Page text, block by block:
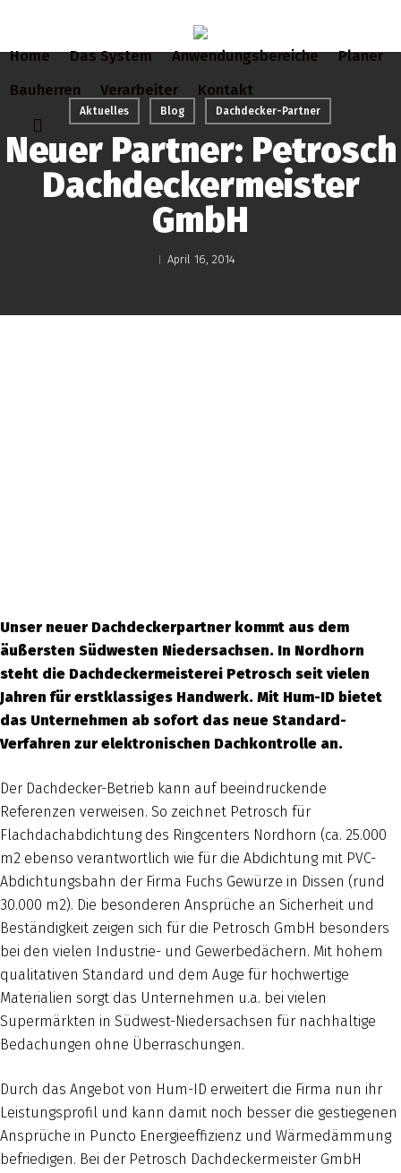
main
content
Home Das System Anwendungsbereiche
Planer
Bauherren
Verarbeiter Kontakt
search
Aktuelles Blog Dachdecker-Partner
Neuer Partner: Petrosch
Dachdeckermeister
GmbH
April 16, 2014
Unser neuer Dachdeckerpartner kommt aus dem
äußersten Südwesten Niedersachsen. In Nordhorn
steht die Dachdeckermeisterei Petrosch seit vielen
Jahren für erstklassiges Handwerk. Mit Hum-ID bietet
das Unternehmen ab sofort das neue Standard-
Verfahren zur elektronischen Dachkontrolle an.
Der Dachdecker-Betrieb kann auf beeindruckende
Referenzen verweisen. So zeichnet Petrosch für
Flachdachabdichtung des Ringcenters Nordhorn (ca. 25.000
m2 ebenso verantwortlich wie für die Abdichtung mit PVC-
Abdichtungsbahn der Firma Fuchs Gewürze in Dissen (rund
30.000 m2). Die besonderen Ansprüche an Sicherheit und
Beständigkeit zeigen sich für die Petrosch GmbH besonders
bei den vielen Industrie- und Gewerbedächern. Mit hohem
qualitativen Standard und dem Auge für hochwertige
Materialien sorgt das Unternehmen u.a. bei vielen
Supermärkten in Südwest-Niedersachsen für nachhaltige
Bedachungen ohne Überraschungen.
Durch das Angebot von Hum-ID erweitert die Firma nun ihr
Leistungsprofil und kann damit noch besser die gestiegenen
Ansprüche in Puncto Energieeffizienz und Wärmedämmung
befriedigen. Bei der Petrosch Dachdeckermeister GmbH